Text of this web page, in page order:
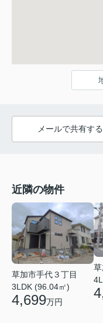
メールで共有する
近隣の物件
草加市手代３丁目
3LDK (96.04㎡)
4,699万円